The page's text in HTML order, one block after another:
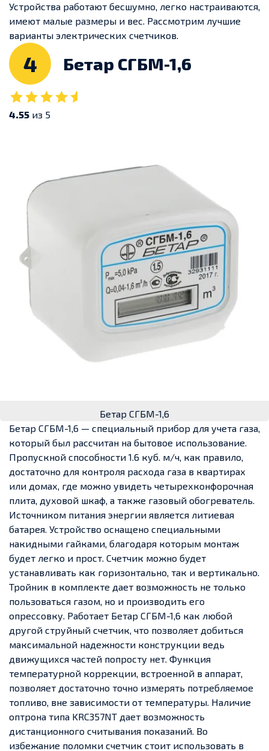
Устройства работают бесшумно, легко настраиваются,
имеют малые размеры и вес. Рассмотрим лучшие
варианты электрических счетчиков.
4 Бетар СГБМ-1,6
4.55 из 5
Бетар СГБМ-1,6
Бетар СГБМ-1,6 — специальный прибор для учета газа,
который был рассчитан на бытовое использование.
Пропускной способности 1.6 куб. м/ч, как правило,
достаточно для контроля расхода газа в квартирах
или домах, где можно увидеть четырехконфорочная
плита, духовой шкаф, а также газовый обогреватель.
Источником питания энергии является литиевая
батарея. Устройство оснащено специальными
накидными гайками, благодаря которым монтаж
будет легко и прост. Счетчик можно будет
устанавливать как горизонтально, так и вертикально.
Тройник в комплекте дает возможность не только
пользоваться газом, но и производить его
опрессовку. Работает Бетар СГБМ-1,6 как любой
другой струйный счетчик, что позволяет добиться
максимальной надежности конструкции ведь
движущихся частей попросту нет. Функция
температурной коррекции, встроенной в аппарат,
позволяет достаточно точно измерять потребляемое
топливо, вне зависимости от температуры. Наличие
оптрона типа KRC357NT дает возможность
дистанционного считывания показаний. Во
избежание поломки счетчик стоит использовать в